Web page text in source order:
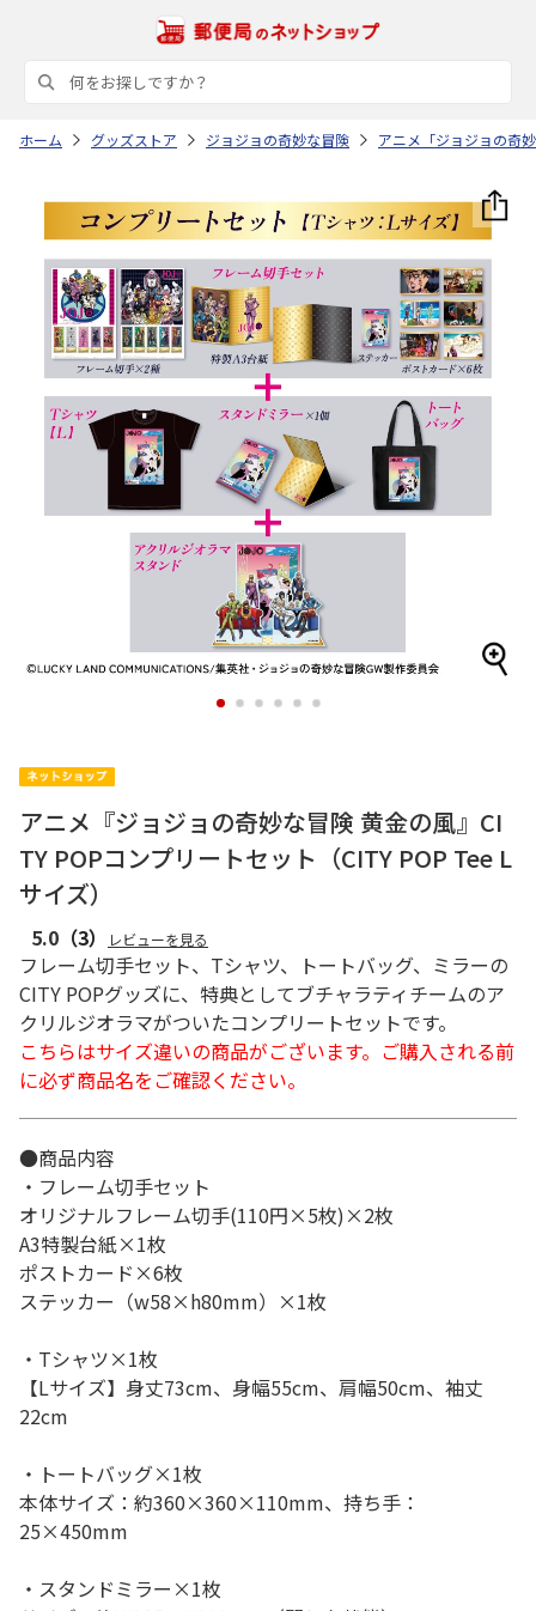
ホーム グッズストア ジョジョの奇妙な冒険 アニメ「ジョジョの奇
1 2 3 4 5 6
アニメ『ジョジョの奇妙な冒険 黄金の風』CI
TY POPコンプリートセット（CITY POP Tee L
サイズ）
5.0 （3） レビューを見る
フレーム切手セット、Tシャツ、トートバッグ、ミラーの
CITY POPグッズに、特典としてブチャラティチームのア
クリルジオラマがついたコンプリートセットです。
こちらはサイズ違いの商品がございます。ご購入される前
に必ず商品名をご確認ください。
●商品内容
・フレーム切手セット
オリジナルフレーム切手(110円×5枚)×2枚
A3特製台紙×1枚
ポストカード×6枚
ステッカー（w58×h80mm）×1枚
・Tシャツ×1枚
【Lサイズ】身丈73cm、身幅55cm、肩幅50cm、袖丈
22cm
・トートバッグ×1枚
本体サイズ：約360×360×110mm、持ち手：
25×450mm
・スタンドミラー×1枚